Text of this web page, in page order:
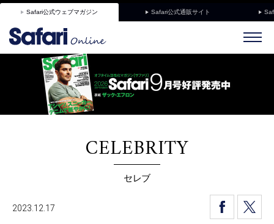
Safari公式ウェブマガジン Safari公式通販サイト
CELEBRITY
セレブ
2023.12.17